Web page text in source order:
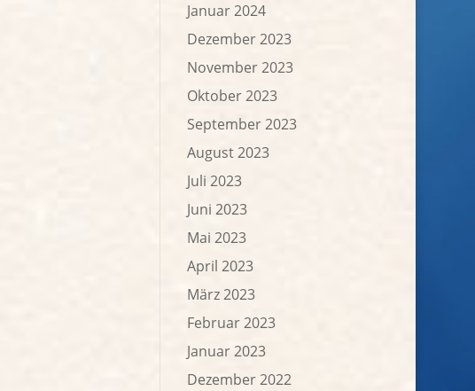
Januar 2024
Dezember 2023
November 2023
Oktober 2023
September 2023
August 2023
Juli 2023
Juni 2023
Mai 2023
April 2023
März 2023
Februar 2023
Januar 2023
Dezember 2022